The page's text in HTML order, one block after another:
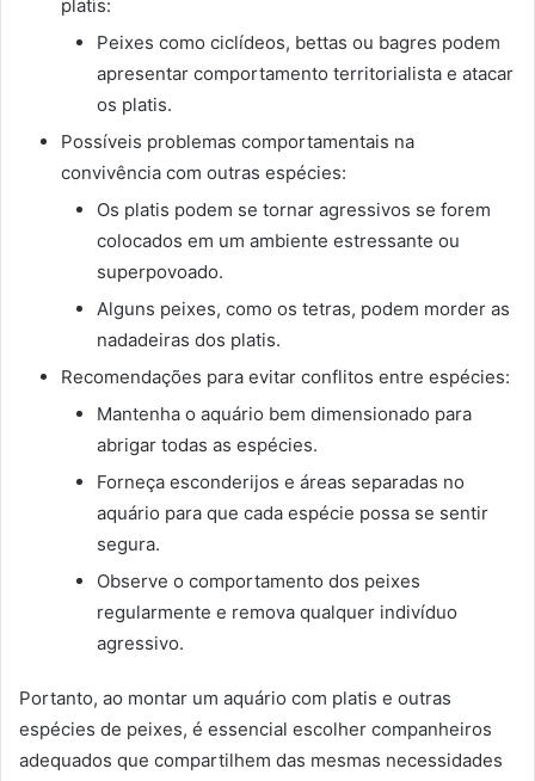
platis:
Peixes como ciclídeos, bettas ou bagres podem
apresentar comportamento territorialista e atacar
os platis.
Possíveis problemas comportamentais na
convivência com outras espécies:
Os platis podem se tornar agressivos se forem
colocados em um ambiente estressante ou
superpovoado.
Alguns peixes, como os tetras, podem morder as
nadadeiras dos platis.
Recomendações para evitar conflitos entre espécies:
Mantenha o aquário bem dimensionado para
abrigar todas as espécies.
Forneça esconderijos e áreas separadas no
aquário para que cada espécie possa se sentir
segura.
Observe o comportamento dos peixes
regularmente e remova qualquer indivíduo
agressivo.
Portanto, ao montar um aquário com platis e outras
espécies de peixes, é essencial escolher companheiros
adequados que compartilhem das mesmas necessidades